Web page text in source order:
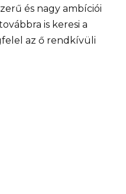
és nagy ambíciói
is keresi a
az ő rendkívüli